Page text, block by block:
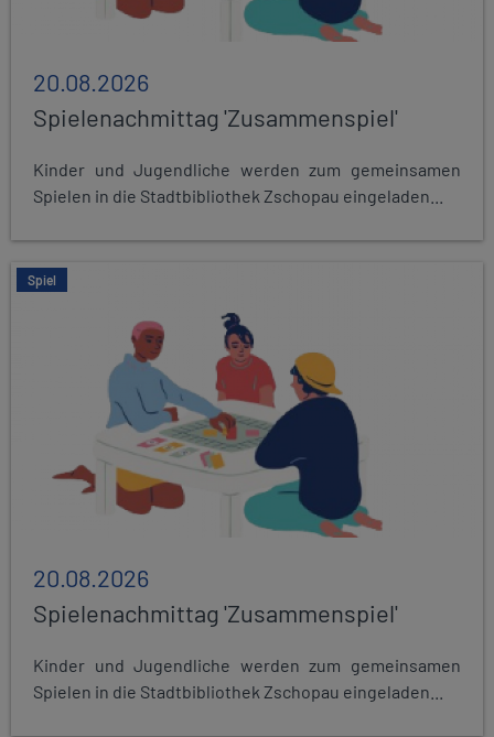
20.08.2026
Spielenachmittag 'Zusammenspiel'
Kinder und Jugendliche werden zum gemeinsamen
Spielen in die Stadtbibliothek Zschopau eingeladen...
Spiel
20.08.2026
Spielenachmittag 'Zusammenspiel'
Kinder und Jugendliche werden zum gemeinsamen
Spielen in die Stadtbibliothek Zschopau eingeladen...